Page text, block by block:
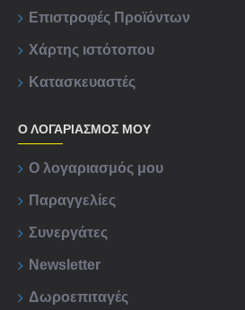
Επιστροφές Προϊόντων
Χάρτης ιστότοπου
Κατασκευαστές
Ο ΛΟΓΑΡΙΑΣΜΟΣ ΜΟΥ
Ο λογαριασμός μου
Παραγγελίες
Συνεργάτες
Newsletter
Δωροεπιταγές